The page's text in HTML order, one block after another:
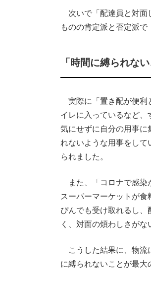
次いで「配達員と対面
ものの肯定派と否定派で
「時間に縛られな
実際に「置き配が便利
イレに入っているなど
気にせずに自分の用事に
れないような用事をし
られました。
また、「コロナで感染
スーパーマーケットが
ぴんでも受け取れるし
く、対面の煩わしさがな
こうした結果に、物流
に縛られないことが最大